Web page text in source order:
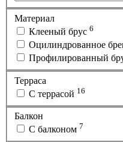
Материал
Клееный брус 6
Оцилиндрованное
Профилированный
Терраса
С террасой 16
Балкон
С балконом 7